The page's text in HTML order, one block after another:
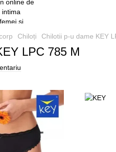
Chiloți Chilotii p-u dame KEY
LPC 785 M